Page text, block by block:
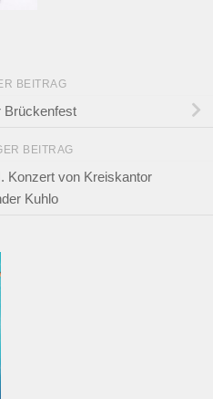
BEITRAG
Brückenfest
BEITRAG
Konzert von Kreiskantor
Kuhlo